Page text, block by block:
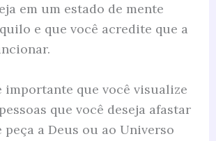
em um estado de mente
e que você acredite que a
importante que você visualize
que você deseja afastar
peça a Deus ou ao Universo